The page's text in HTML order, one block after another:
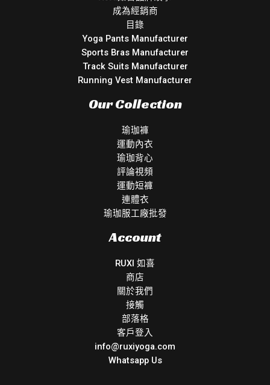
成為經銷商
目錄
Yoga Pants Manufacturer
Sports Bras Manufacturer
Track Suits Manufacturer
Running Vest Manufacturer
Our Collection
瑜珈褲
運動內衣
瑜珈背心
評論視頻
運動短褲
連體衣
瑜珈服工廠批發
Account
RUXI 如喜
商店
關於我們
接觸
部落格
客戶登入
info@ruxiyoga.com
Whatsapp Us